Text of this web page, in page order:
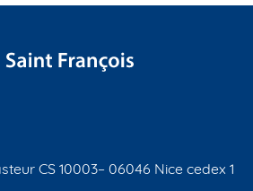
CS 10003– 06046 Nice cedex 1